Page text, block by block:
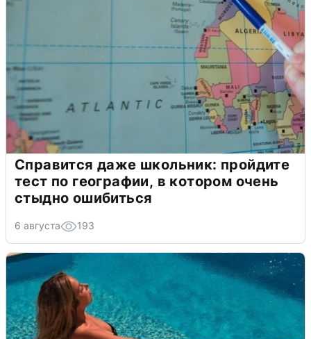
Справится даже школьник: пройдите
тест по географии, в котором очень
стыдно ошибиться
6 августа 193